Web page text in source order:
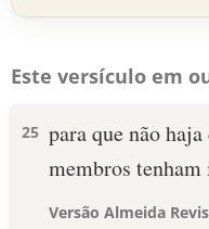
Este versículo em
25 para que não
membros
Versão Almeida